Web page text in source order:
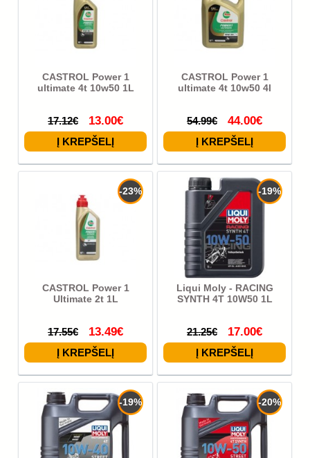
CASTROL Power 1
ultimate 4t 10w50 1L
17.12€ 13.00€
CASTROL Power 1
ultimate 4t 10w50 4l
54.99€ 44.00€
-23%
CASTROL Power 1
Ultimate 2t 1L
17.55€ 13.49€
-19%
Liqui Moly - RACING
SYNTH 4T 10W50 1L
21.25€ 17.00€
-19% -20%